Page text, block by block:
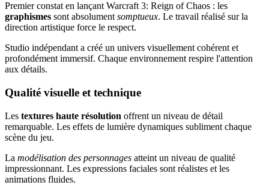
Premier constat en lançant Warcraft 3: Reign of Chaos : les
graphismes sont absolument somptueux. Le travail réalisé sur la
direction artistique force le respect.
Studio indépendant a créé un univers visuellement cohérent et
profondément immersif. Chaque environnement respire l'attention
aux détails.
Qualité visuelle et technique
Les textures haute résolution offrent un niveau de détail
remarquable. Les effets de lumière dynamiques subliment chaque
scène du jeu.
La modélisation des personnages atteint un niveau de qualité
impressionnant. Les expressions faciales sont réalistes et les
animations fluides.